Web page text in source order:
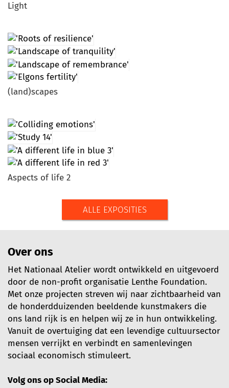
Light
(land)scapes
Aspects of life 2
ALLE EXPOSITIES
Over ons
Het Nationaal Atelier wordt ontwikkeld en uitgevoerd
door de non-profit organisatie Lenthe Foundation.
Met onze projecten streven wij naar zichtbaarheid van
de honderdduizenden beeldende kunstmakers die
ons land rijk is en helpen wij ze in hun ontwikkeling.
Vanuit de overtuiging dat een levendige cultuursector
mensen verrijkt en verbindt en samenlevingen
sociaal economisch stimuleert.
Volg ons op Social Media: